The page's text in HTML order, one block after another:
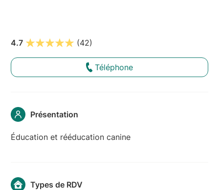
4.7 (42)
Téléphone
Présentation
Éducation et rééducation canine
Types de RDV